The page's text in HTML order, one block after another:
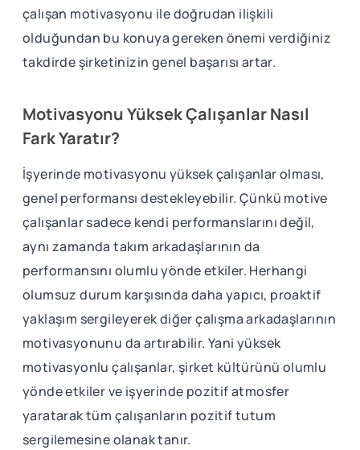
çalışan motivasyonu ile doğrudan ilişkili
olduğundan bu konuya gereken önemi verdiğiniz
takdirde şirketinizin genel başarısı artar.
Motivasyonu Yüksek Çalışanlar Nasıl
Fark Yaratır?
İşyerinde motivasyonu yüksek çalışanlar olması,
genel performansı destekleyebilir. Çünkü motive
çalışanlar sadece kendi performanslarını değil,
aynı zamanda takım arkadaşlarının da
performansını olumlu yönde etkiler. Herhangi
olumsuz durum karşısında daha yapıcı, proaktif
yaklaşım sergileyerek diğer çalışma arkadaşlarının
motivasyonunu da artırabilir. Yani yüksek
motivasyonlu çalışanlar, şirket kültürünü olumlu
yönde etkiler ve işyerinde pozitif atmosfer
yaratarak tüm çalışanların pozitif tutum
sergilemesine olanak tanır.